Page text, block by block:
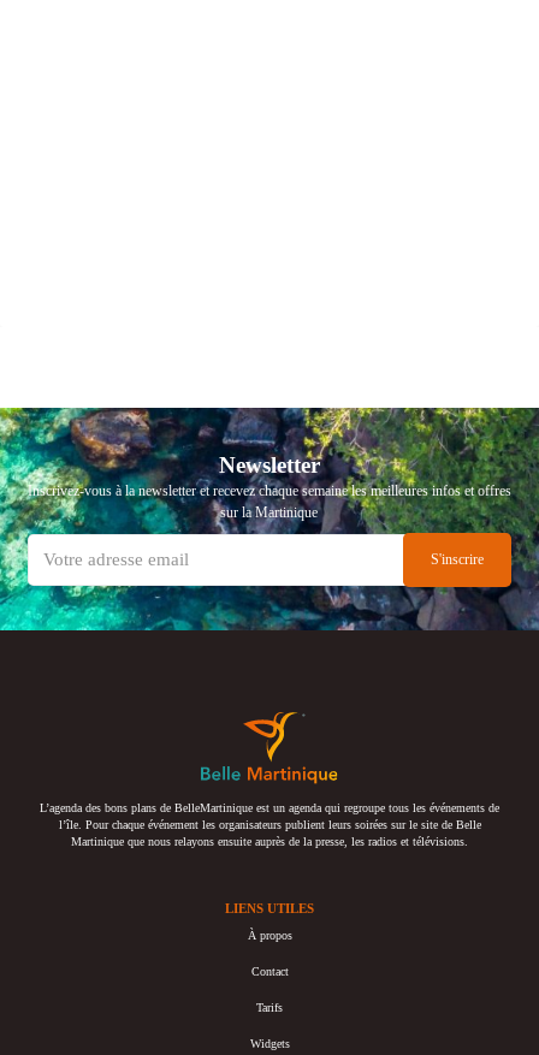
Newsletter
Inscrivez-vous à la newsletter et recevez chaque semaine les meilleures infos et offres
sur la Martinique
L’agenda des bons plans de BelleMartinique est un agenda qui regroupe tous les événements de
l’île. Pour chaque événement les organisateurs publient leurs soirées sur le site de Belle
Martinique que nous relayons ensuite auprès de la presse, les radios et télévisions.
LIENS UTILES
À propos
Contact
Tarifs
Widgets